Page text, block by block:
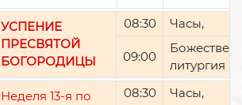
УСПЕНИЕ
ПРЕСВЯТОЙ
БОГОРОДИЦЫ
08:30 Часы,
09:00
литургия
Неделя 13-я по
08:30 Часы,